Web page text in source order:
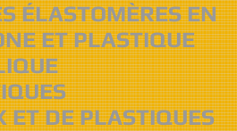
ÉLASTOMÈRES EN
ET PLASTIQUE
ET DE PLASTIQUES